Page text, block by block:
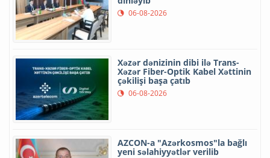
06-08-2026
Xəzər dənizinin dibi ilə Trans-
Xəzər Fiber-Optik Kabel Xəttinin
çəkilişi başa çatıb
06-08-2026
AZCON-a "Azərkosmos"la bağlı
yeni səlahiyyətlər verilib